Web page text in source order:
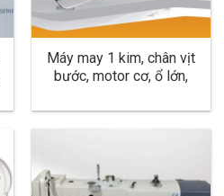
Máy may 1 kim, chân vịt
bước, motor cơ, ổ lớn,
dày KM-640BL